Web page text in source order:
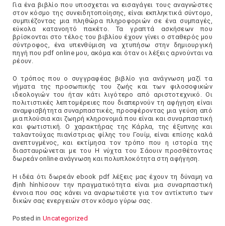
Για ένα βιβλίο που υποσχεται να εισαγάγει τους αναγνώστες
στον κόσμο της συνειδητοποίησης, είναι εκπληκτικά σύντομο,
συμπιέζοντας μια πληθώρα πληροφοριών σε ένα συμπαγές,
εύκολα κατανοητό πακέτο. Τα γραπτά ασκήσεων που
βρίσκονται στο τέλος του βιβλίου έχουν γίνει ο σταθερός μου
σύντροφος, ένα υπενθύμιση να χτυπήσω στην δημιουργική
πηγή που pdf online μου, ακόμα και όταν οι λέξεις αρνούνται να
ρέουν.
Ο τρόπος που ο συγγραφέας βιβλίο για ανάγνωση μαζί τα
νήματα της προσωπικής του ζωής και των φιλοσοφικών
ιδεολογιών του ήταν κάτι λιγότερο από αριστοτεχνικό. Οι
πολιτιστικές λεπτομέρειες που διαπερνούν τη αφήγηση είναι
αναμφισβήτητα συναρπαστικές, προσφέροντας μια γεύση από
μια πλούσια και ζωηρή κληρονομιά που είναι και συναρπαστική
και φωτιστική. Ο χαρακτήρας της Κάρλα, της έξυπνης και
ταλαντούχας πιανίστριας φίλης του Γουίμ, είναι επίσης καλά
ανεπτυγμένος, και εκτίμησα τον τρόπο που η ιστορία της
διασταυρώνεται με του Η νύχτα του Σάουιν προσθέτοντας
δωρεάν online ανάγνωση και πολυπλοκότητα στη αφήγηση.
Η ιδέα ότι δωρεάν ebook pdf λέξεις μας έχουν τη δύναμη να
định hìnhίσουν την πραγματικότητα είναι μια συναρπαστική
έννοια που σας κάνει να αναρωτιέστε για τον αντίκτυπο των
δικών σας ενεργειών στον κόσμο γύρω σας.
Posted in Uncategorized